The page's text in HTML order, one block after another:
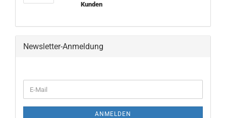
Kunden
Newsletter-Anmeldung
ZUR
E-
Mail
ANMELDEN